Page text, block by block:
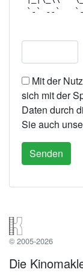
`-` --`
Mit der
sich mit der
Daten durch
Sie auch
© 2005-2026
Die